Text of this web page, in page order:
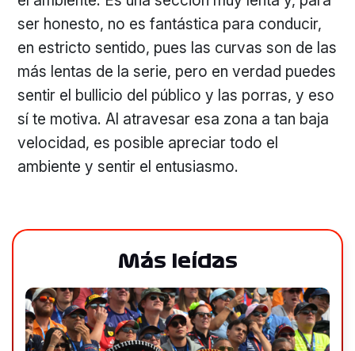
ser honesto, no es fantástica para conducir,
en estricto sentido, pues las curvas son de las
más lentas de la serie, pero en verdad puedes
sentir el bullicio del público y las porras, y eso
sí te motiva. Al atravesar esa zona a tan baja
velocidad, es posible apreciar todo el
ambiente y sentir el entusiasmo.
Más leídas